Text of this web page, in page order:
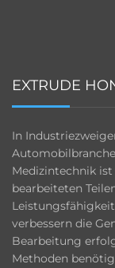
EXTRUDE
In
Medizintechnik
bearbeiteten
verbessern die
Bearbeitung
Methoden